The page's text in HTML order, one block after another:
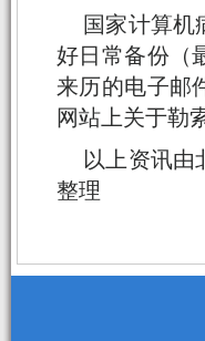
国家计算
好日常备份（
来历的电子邮
网站上关于勒
以上资讯由
整理